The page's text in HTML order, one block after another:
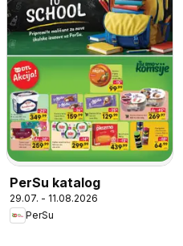
PerSu katalog
29.07. - 11.08.2026
PerSu